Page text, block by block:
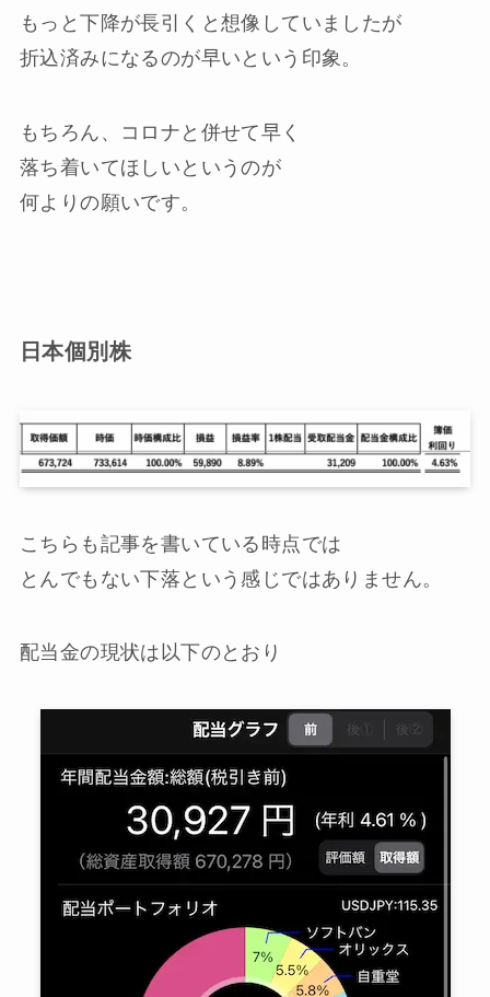
もっと下降が長引くと想像していましたが
折込済みになるのが早いという印象。
もちろん、コロナと併せて早く
落ち着いてほしいというのが
何よりの願いです。
日本個別株
こちらも記事を書いている時点では
とんでもない下落という感じではありません。
配当金の現状は以下のとおり